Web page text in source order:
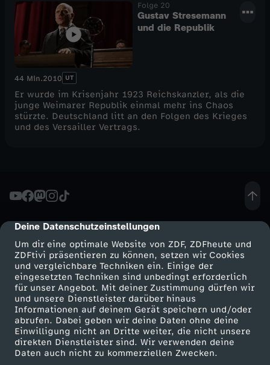
cmp-dialog-description
Deine Datenschutzeinstellungen
Um dir eine optimale Website von ZDF, ZDFheute und
ZDFtivi präsentieren zu können, setzen wir Cookies
und vergleichbare Techniken ein. Einige der
eingesetzten Techniken sind unbedingt erforderlich
für unser Angebot. Mit deiner Zustimmung dürfen wir
und unsere Dienstleister darüber hinaus
Informationen auf deinem Gerät speichern und/oder
abrufen. Dabei geben wir deine Daten ohne deine
Einwilligung nicht an Dritte weiter, die nicht unsere
direkten Dienstleister sind. Wir verwenden deine
Daten auch nicht zu kommerziellen Zwecken.
Folge 20
Gustav Stresemann
und die Republik
44 Min.2010 UT
Er wurde im Krisenjahr 1923 Reichskanzler, als die
junge Weimarer Republik einmal mehr ins Chaos
stürzte. Deutschland litt an den Folgen des Krieges
und des Versailler Vertrags.
Mehr ZDF
ZDF-Apps
Smart TV
ZDFtext
Service
ZDFmitreden
Kontakt zum ZDF
Tickets